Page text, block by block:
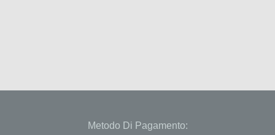
Metodo Di Pagamento: